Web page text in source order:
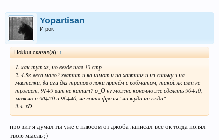
Yopartisan
Игрок
Hokkut сказал(а): ↑
1. как тут хз, но везде шаг 10 стр
2. 4.5к веса мало? хватит и на шмот и на хантинг и на синьку и на
мастелки, да аги для трапов в локи причём с кобматом, такой лк имп не
трогает, 91+9 вит не катит? о_О ну можно конечно же сделать 90+10,
можно и 90+20 и 90+40, не понял фразы "ни туда ни сюда"
3.4. xD
про вит я думал ты уже с плюсом от джоба написал. все ок тогда понял
твою мысль ;)